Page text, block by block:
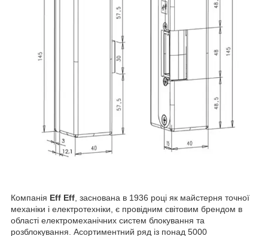
Компанія Eff Eff , заснована в 1936 році як майстерня точної
механіки і електротехніки, є провідним світовим брендом в
області електромеханічних систем блокування та
розблокування. Асортиментний ряд із понад 5000